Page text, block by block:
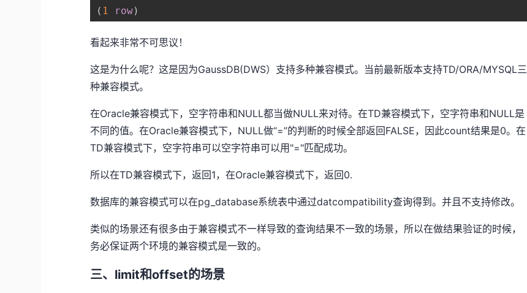
( 1 row)
看起来非常不可思议！
这是为什么呢？这是因为GaussDB(DWS）支持多种兼容模式。当前最新版本支持TD/ORA/MYSQL三
种兼容模式。
在Oracle兼容模式下，空字符串和NULL都当做NULL来对待。在TD兼容模式下，空字符串和NULL是
不同的值。在Oracle兼容模式下，NULL做“=”的判断的时候全部返回FALSE，因此count结果是0。在
TD兼容模式下，空字符串可以空字符串可以用"="匹配成功。
所以在TD兼容模式下，返回1，在Oracle兼容模式下，返回0.
数据库的兼容模式可以在pg_database系统表中通过datcompatibility查询得到。并且不支持修改。
类似的场景还有很多由于兼容模式不一样导致的查询结果不一致的场景，所以在做结果验证的时候，
务必保证两个环境的兼容模式是一致的。
三、limit和offset的场景